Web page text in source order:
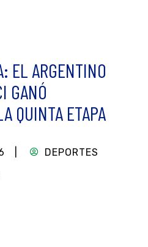
EL ARGENTINO
GANÓ
QUINTA ETAPA
| DEPORTES